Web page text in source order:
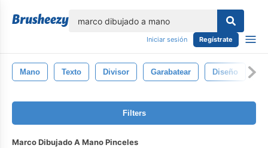
Iniciar sesión Regístrate
Mano Texto Divisor Garabatear Diseño
Filters
Marco Dibujado A Mano Pinceles